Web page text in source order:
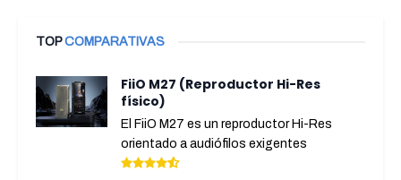
TOPCOMPARATIVAS
FiiO M27 (Reproductor Hi-Res
físico)
El FiiO M27 es un reproductor Hi-Res
orientado a audiófilos exigentes